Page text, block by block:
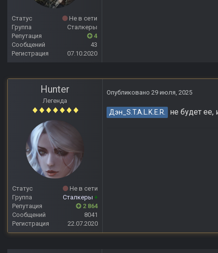
Статус
Не в сети
Группа
Сталкеры
Репутация
4
Сообщений
43
Регистрация
07.10.2020
Hunter
Легенда
Статус
Не в сети
Группа
Сталкеры +
Репутация
2 864
Сообщений
8041
Регистрация
22.07.2020
Опубликовано 29 июля, 2025
Дэн_S.T.A.L.K.E.R. не будет ее,